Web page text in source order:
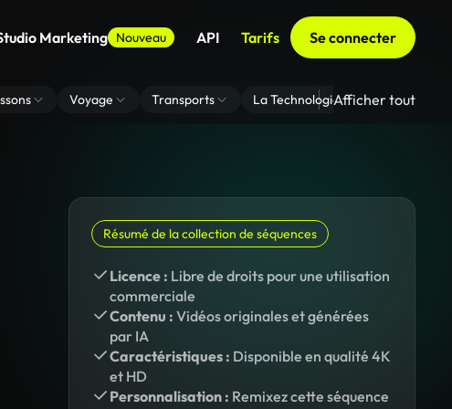
Marketing Nouveau API Tarifs Se connecter
Voyage Transports La Technologie Zoom En
Afficher tout
Résumé de la collection de séquences
Licence : Libre de droits pour une utilisation
commerciale
Contenu : Vidéos originales et générées
par IA
Caractéristiques : Disponible en qualité 4K
et HD
Personnalisation : Remixez cette séquence